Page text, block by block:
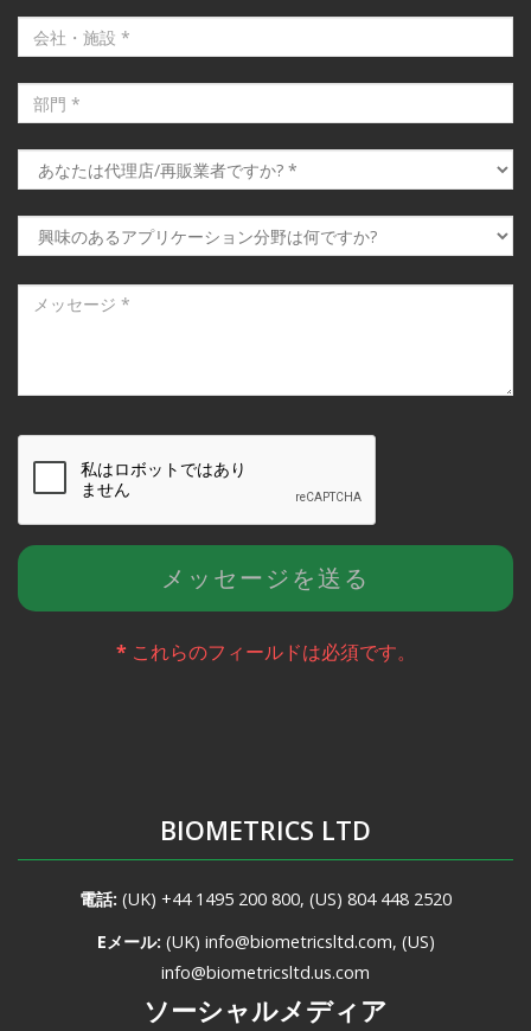
*これらのフィールドは必須です。
BIOMETRICS LTD
電話: (UK) +44 1495 200 800, (US) 804 448 2520
Eメール: (UK) info@biometricsltd.com, (US)
info@biometricsltd.us.com
ソーシャルメディア